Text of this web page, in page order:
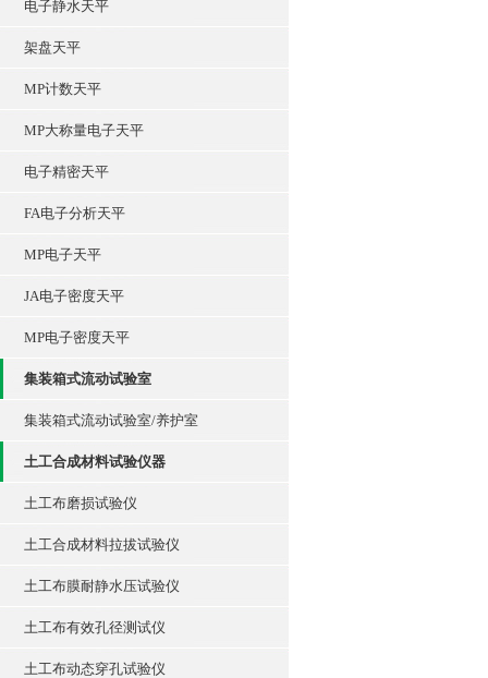
电子静水天平
架盘天平
MP计数天平
MP大称量电子天平
电子精密天平
FA电子分析天平
MP电子天平
JA电子密度天平
MP电子密度天平
集装箱式流动试验室
集装箱式流动试验室/养护室
土工合成材料试验仪器
土工布磨损试验仪
土工合成材料拉拔试验仪
土工布膜耐静水压试验仪
土工布有效孔径测试仪
土工布动态穿孔试验仪